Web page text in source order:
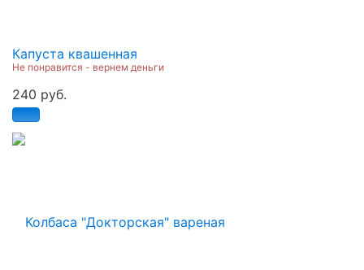
Капуста квашенная
Не понравится - вернем деньги
240 руб.